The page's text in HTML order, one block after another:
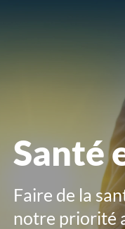
Santé
Faire de la
notre priorité